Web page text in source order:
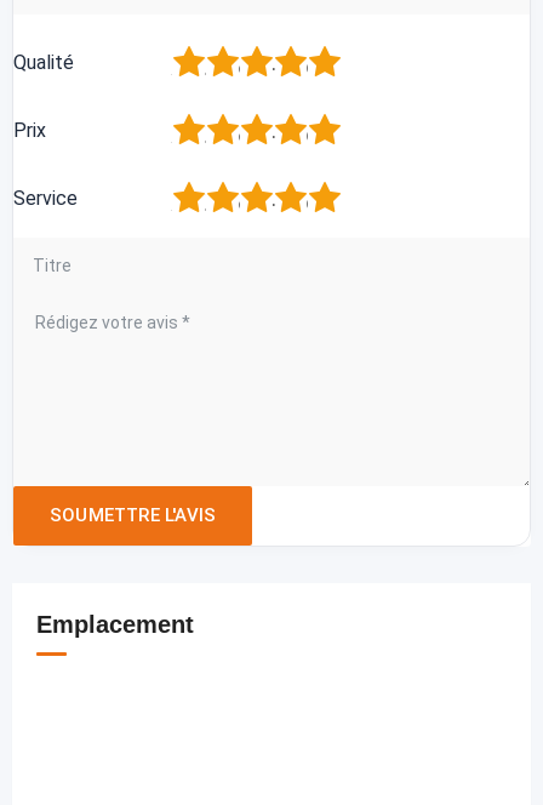
Qualité 5
4
3
2
Prix 5
4
3
2
Service 5
4
3
2
Emplacement